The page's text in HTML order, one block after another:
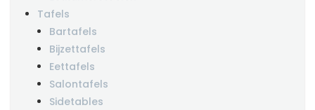
Tafels
Bartafels
Bijzettafels
Eettafels
Salontafels
Sidetables